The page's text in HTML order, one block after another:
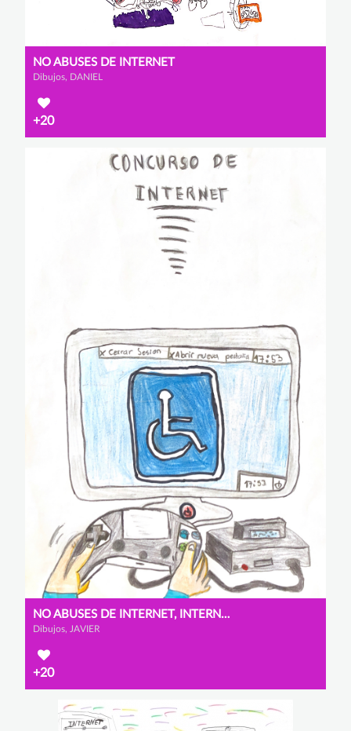
NO ABUSES DE INTERNET
Dibujos, DANIEL
+20
NO ABUSES DE INTERNET, INTERNET TE AYUDA A ENTENDER
Dibujos, JAVIER
+20